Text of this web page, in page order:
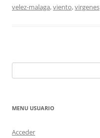
velez-malaga,viento,virgenes
MENU USUARIO
Acceder